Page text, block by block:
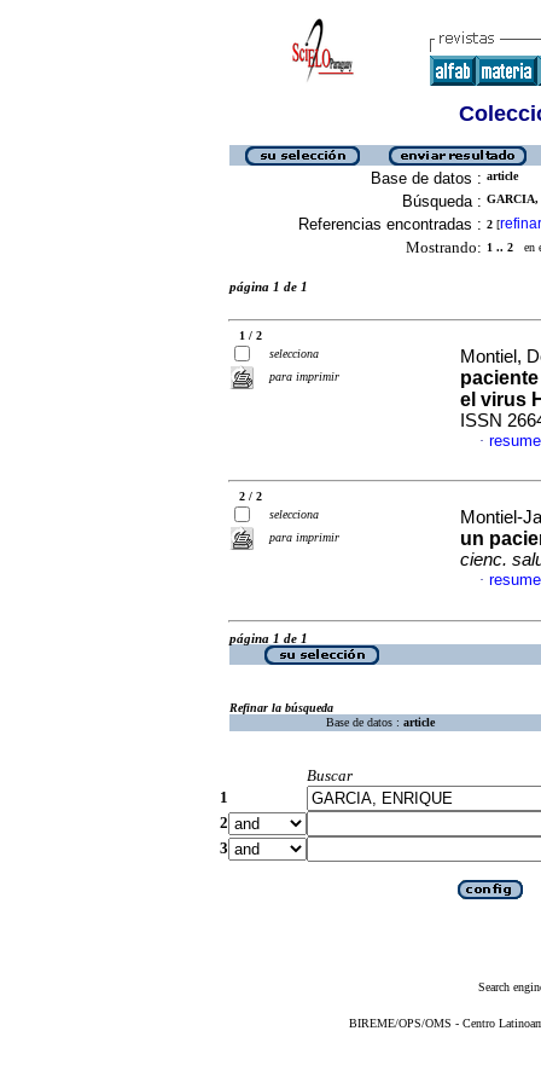
Base de datos : article
Búsqueda :
Referencias encontradas : 2 [refinar
Mostrando: 1 .. 2 en
página 1 de 1
1 / 2
selecciona
para imprimir
Montiel,
el virus
ISSN
·
2 / 2
selecciona
para imprimir
Montiel-
un
cienc.
·
página 1 de 1
Refinar la búsqueda
Base de datos : article
Buscar
1
2
3
Search
BIREME/OPS/OMS - Centro